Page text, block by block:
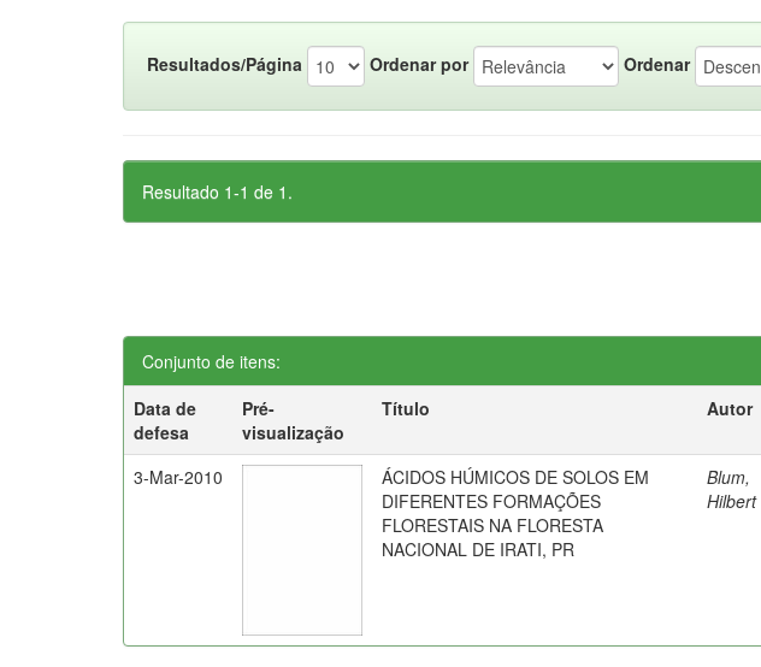
Resultados/Página Ordenar por Ordenar
Resultado 1-1 de 1.
Conjunto de itens:
Data de
defesa
Pré-
visualização
Título Autor
3-Mar-2010
ÁCIDOS HÚMICOS DE SOLOS EM
DIFERENTES FORMAÇÕES
FLORESTAIS NA FLORESTA
NACIONAL DE IRATI, PR
Blum,
Hilbert